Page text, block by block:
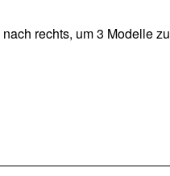
rechts, um 3 Modelle zu